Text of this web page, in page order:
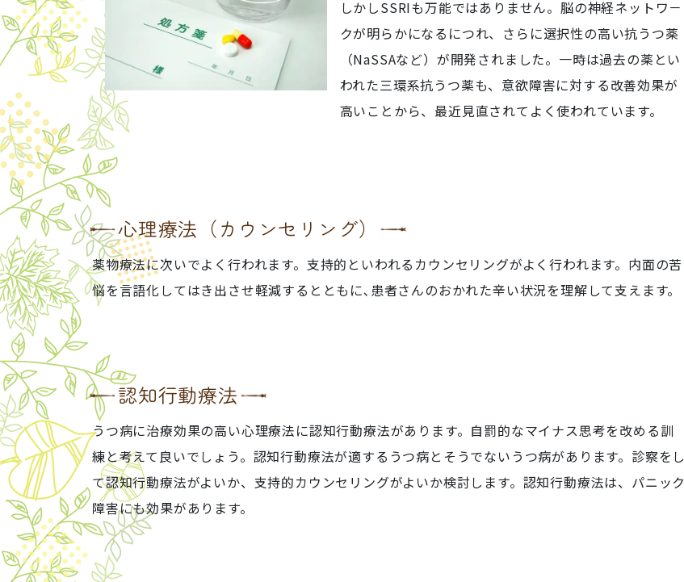
しかしSSRIも万能ではありません。脳の神経ネットワ－
クが明らかになるにつれ、さらに選択性の高い抗うつ薬
（NaSSAなど）が開発されました。一時は過去の薬とい
われた三環系抗うつ薬も、意欲障害に対する改善効果が
高いことから、最近見直されてよく使われています。
心理療法（カウンセリング）
薬物療法に次いでよく行われます。支持的といわれるカウンセリングがよく行われます。内面の苦
悩を言語化してはき出させ軽減するとともに､患者さんのおかれた辛い状況を理解して支えます。
認知行動療法
うつ病に治療効果の高い心理療法に認知行動療法があります。自罰的なマイナス思考を改める訓
練と考えて良いでしょう。認知行動療法が適するうつ病とそうでないうつ病があります。診察をし
て認知行動療法がよいか、支持的カウンセリングがよいか検討します。認知行動療法は、パニック
障害にも効果があります。